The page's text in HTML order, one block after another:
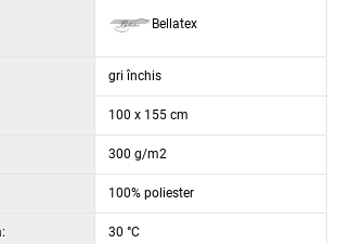
Bellatex
gri închis
100 x 155 cm
300 g/m2
100% poliester
30 °C